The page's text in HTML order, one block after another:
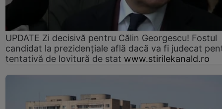
UPDATE Zi decisivă pentru Călin Georgescu! Fostul
candidat la prezidențiale află dacă va fi judecat
tentativă de lovitură de stat www.stirilekanald.ro